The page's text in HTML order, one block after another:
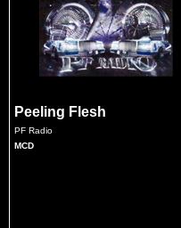
Peeling Flesh
PF Radio
MCD